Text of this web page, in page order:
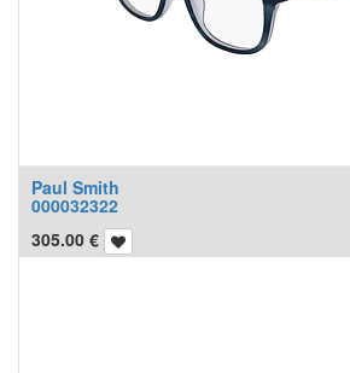
Paul Smith
000032322
305.00 €